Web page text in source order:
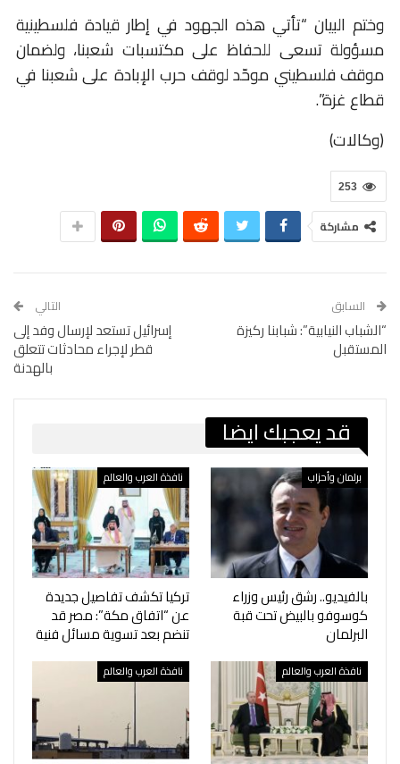
وختم البيان “تأتي هذه الجهود في إطار قيادة فلسطينية
مسؤولة تسعى للحفاظ على مكتسبات شعبنا، ولضمان
موقف فلسطيني موحّد لوقف حرب الإبادة على شعبنا في
قطاع غزة”.
(وكالات)
253
مشاركة
السابق
“الشباب النيابية”: شبابنا ركيزة
المستقبل
التالي
إسرائيل تستعد لإرسال وفد إلى
قطر لإجراء محادثات تتعلق
بالهدنة
قد يعجبك ايضا
برلمان وأحزاب
بالفيديو.. رشق رئيس وزراء
كوسوفو بالبيض تحت قبة
البرلمان
نافذة العرب والعالم
تركيا تكشف تفاصيل جديدة
عن “اتفاق مكة”: مصر قد
تنضم بعد تسوية مسائل فنية
نافذة العرب والعالم نافذة العرب والعالم